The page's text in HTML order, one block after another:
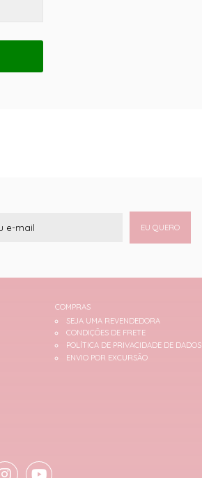
EU QUERO
COMPRAS
SEJA UMA REVENDEDORA
CONDIÇÕES DE FRETE
POLÍTICA DE PRIVACIDADE DE DADOS
ENVIO POR EXCURSÃO